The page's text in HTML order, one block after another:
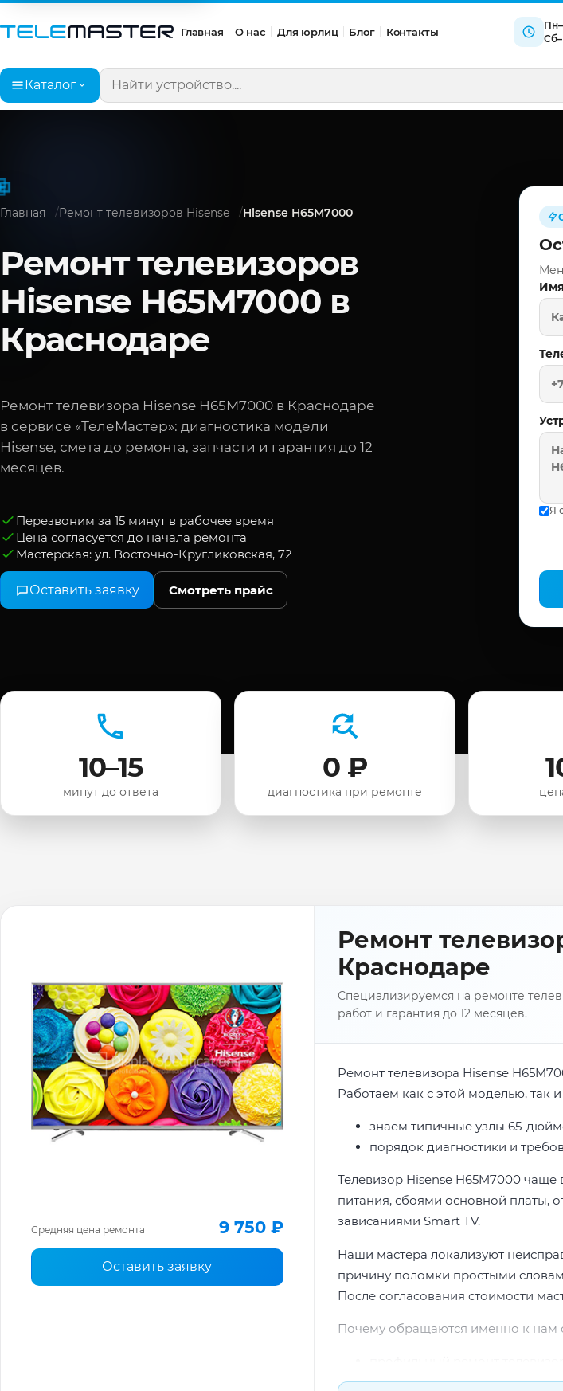
Главная О нас Для юрлиц Блог Контакты
Каталог
Поиск по сайту
Главная Ремонт телевизоров Hisense Hisense H65M7000
Ремонт телевизоров
Hisense H65M7000 в
Краснодаре
Ремонт телевизора Hisense H65M7000 в Краснодаре
в сервисе «ТелеМастер»: диагностика модели
Hisense, смета до ремонта, запчасти и гарантия до 12
месяцев.
Перезвоним за 15 минут в рабочее время
Цена согласуется до начала ремонта
Мастерская: ул. Восточно-Кругликовская, 72
Оставить заявку Смотреть прайс
Имя
Я
10–15
минут до ответа
0 ₽
диагностика при ремонте
Средняя цена ремонта 9 750 ₽
Оставить заявку
Ремонт
Краснодаре
Специализируемся на ремонте
работ и гарантия до 12 месяцев.
Ремонт телевизора Hisense
Работаем как с этой моделью, так
знаем типичные узлы 65-
порядок диагностики и
Телевизор Hisense H65M7000 чаще
питания, сбоями основной платы,
зависаниями Smart TV.
Наши мастера локализуют
причину поломки простыми
После согласования стоимости
Почему обращаются именно к нам
опыт по бренду Hisense;